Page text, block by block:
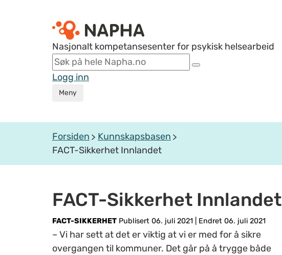
Nasjonalt kompetansesenter for psykisk helsearbeid
Logg inn
Meny
Forsiden
Kunnskapsbasen
FACT-Sikkerhet Innlandet
FACT-Sikkerhet Innlandet
FACT-SIKKERHET Publisert 06. juli 2021 Endret 06. juli 2021
– Vi har sett at det er viktig at vi er med for å sikre
overgangen til kommuner. Det går på å trygge både